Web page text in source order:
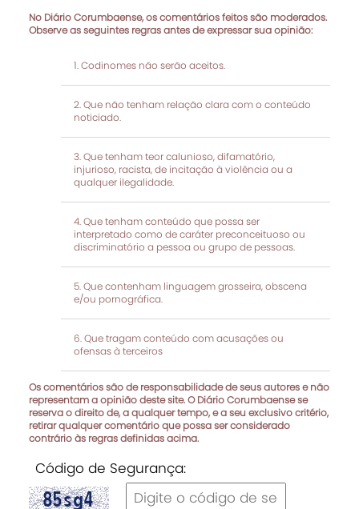
No Diário Corumbaense, os comentários feitos são moderados.
Observe as seguintes regras antes de expressar sua opinião:
Codinomes não serão aceitos.
Que não tenham relação clara com o conteúdo
noticiado.
Que tenham teor calunioso, difamatório,
injurioso, racista, de incitação à violência ou a
qualquer ilegalidade.
Que tenham conteúdo que possa ser
interpretado como de caráter preconceituoso ou
discriminatório a pessoa ou grupo de pessoas.
Que contenham linguagem grosseira, obscena
e/ou pornográfica.
Que tragam conteúdo com acusações ou
ofensas à terceiros
Os comentários são de responsabilidade de seus autores e não
representam a opinião deste site. O Diário Corumbaense se
reserva o direito de, a qualquer tempo, e a seu exclusivo critério,
retirar qualquer comentário que possa ser considerado
contrário às regras definidas acima.
Código de Segurança: